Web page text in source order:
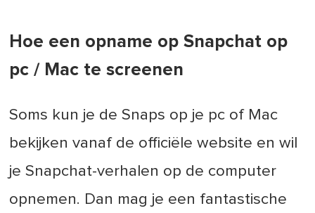
Hoe een opname op Snapchat op
pc / Mac te screenen
Soms kun je de Snaps op je pc of Mac
bekijken vanaf de officiële website en wil
je Snapchat-verhalen op de computer
opnemen. Dan mag je een fantastische